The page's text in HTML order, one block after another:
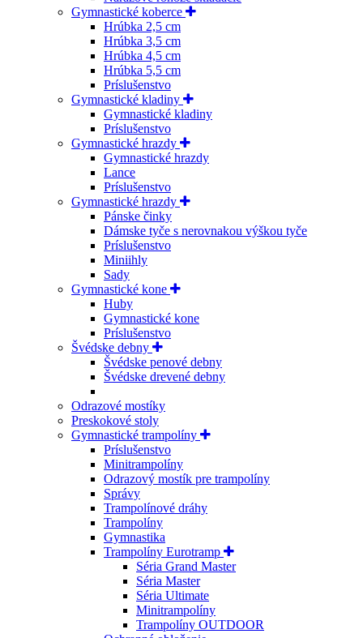
Gymnastické koberce
Hrúbka 2,5 cm
Hrúbka 3,5 cm
Hrúbka 4,5 cm
Hrúbka 5,5 cm
Príslušenstvo
Gymnastické kladiny
Gymnastické kladiny
Príslušenstvo
Gymnastické hrazdy
Gymnastické hrazdy
Lance
Príslušenstvo
Gymnastické hrazdy
Pánske činky
Dámske tyče s nerovnakou výškou tyče
Príslušenstvo
Miniihly
Sady
Gymnastické kone
Huby
Gymnastické kone
Príslušenstvo
Švédske debny
Švédske penové debny
Švédske drevené debny
Odrazové mostíky
Preskokové stoly
Gymnastické trampolíny
Príslušenstvo
Minitrampolíny
Odrazový mostík pre trampolíny
Správy
Trampolínové dráhy
Trampolíny
Gymnastika
Trampolíny Eurotramp
Séria Grand Master
Séria Master
Séria Ultimate
Minitrampolíny
Trampolíny OUTDOOR